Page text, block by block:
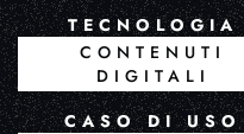
TECNOLOGIA
CONTENUTI
DIGITALI
CASO DI USO